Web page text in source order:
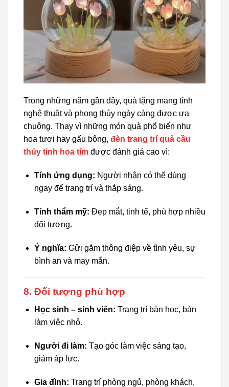
Trong những năm gần đây, quà tặng mang tính
nghệ thuật và phong thủy ngày càng được ưa
chuộng. Thay vì những món quà phổ biến như
hoa tươi hay gấu bông, đèn trang trí quả cầu
thủy tinh hoa tím được đánh giá cao vì:
Tính ứng dụng: Người nhận có thể dùng
ngay để trang trí và thắp sáng.
Tính thẩm mỹ: Đẹp mắt, tinh tế, phù hợp nhiều
đối tượng.
Ý nghĩa: Gửi gắm thông điệp về tình yêu, sự
bình an và may mắn.
8. Đối tượng phù hợp
Học sinh – sinh viên: Trang trí bàn học, bàn
làm việc nhỏ.
Người đi làm: Tạo góc làm việc sáng tạo,
giảm áp lực.
Gia đình: Trang trí phòng ngủ, phòng khách,